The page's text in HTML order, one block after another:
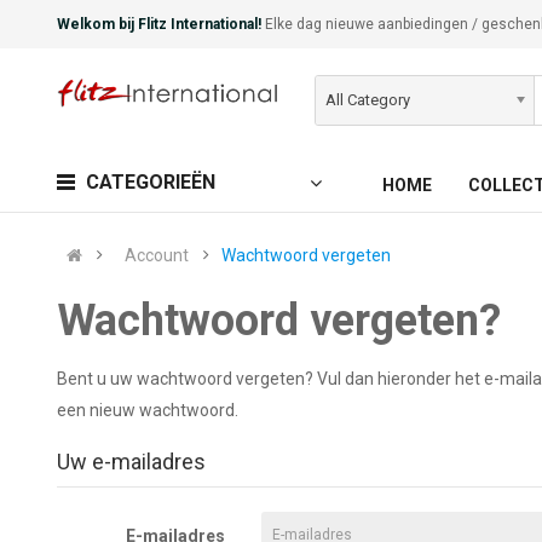
Welkom bij Flitz International! Elke dag nieuwe aanbiedingen /
All Category
CATEGORIEËN HOME
Account Wachtwoord vergeten
Wachtwoord vergeten?
Bent u uw wachtwoord vergeten? Vul dan hieronder het e-
een nieuw wachtwoord.
Uw e-mailadres
E-mailadres